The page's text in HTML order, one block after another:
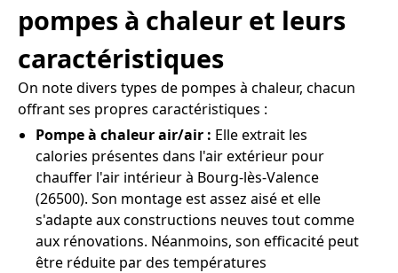
pompes à chaleur et leurs
caractéristiques
On note divers types de pompes à chaleur, chacun
offrant ses propres caractéristiques :
Pompe à chaleur air/air : Elle extrait les
calories présentes dans l'air extérieur pour
chauffer l'air intérieur à Bourg-lès-Valence
(26500). Son montage est assez aisé et elle
s'adapte aux constructions neuves tout comme
aux rénovations. Néanmoins, son efficacité peut
être réduite par des températures